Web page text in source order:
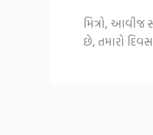
મિત્રો, આવીજ
છે, તમારો